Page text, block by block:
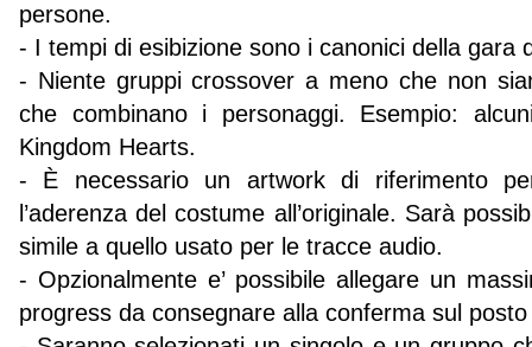
persone.
- I tempi di esibizione sono i canonici della gara
- Niente gruppi crossover a meno che non
che combinano i personaggi. Esempio:
Kingdom Hearts.
- È necessario un artwork di riferimento
l’aderenza del costume all’originale. Sarà
simile a quello usato per le tracce audio.
- Opzionalmente e’ possibile allegare un
progress da consegnare alla conferma sul